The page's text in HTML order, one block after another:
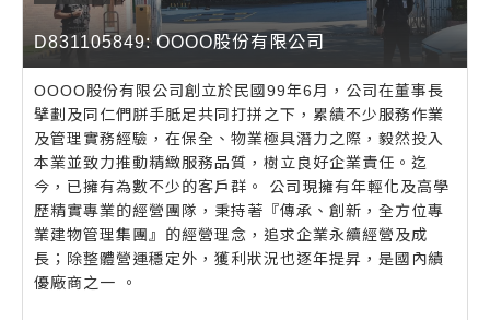
D831105849: OOOO股份有限公司
OOOO股份有限公司創立於民國99年6月，公司在董事長
擘劃及同仁們胼手胝足共同打拼之下，累績不少服務作業
及管理實務經驗，在保全、物業極具潛力之際，毅然投入
本業並致力推動精緻服務品質，樹立良好企業責任。迄
今，已擁有為數不少的客戶群。 公司現擁有年輕化及高學
歷精實專業的經營團隊，秉持著『傳承、創新，全方位專
業建物管理集團』的經營理念，追求企業永續經營及成
長；除整體營運穩定外，獲利狀況也逐年提昇，是國內績
優廠商之一 。